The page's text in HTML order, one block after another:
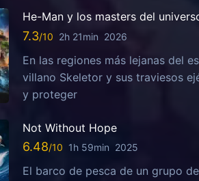
He-Man y los masters del
7.3 2h 21min 2026
En las regiones más lejanas del
villano Skeletor y sus traviesos
y proteger
Not Without Hope
6.48 1h 59min 2025
El barco de pesca de un grupo